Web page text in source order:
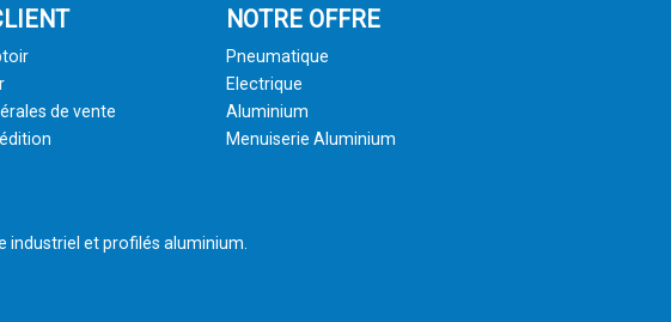
de vente
NOTRE OFFRE
Pneumatique
Electrique
Aluminium
Menuiserie Aluminium
et profilés aluminium.